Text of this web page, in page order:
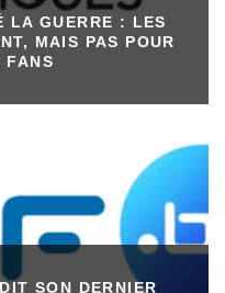
LA GUERRE : LES
MAIS PAS POUR
FANS
SON DERNIER